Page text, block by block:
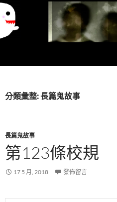
要
分類彙整: 長篇鬼故事
長篇鬼故事
第123條校規
17 5 月, 2018 發佈留言